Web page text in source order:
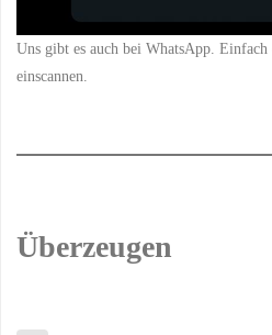
Uns gibt es auch bei WhatsApp.
einscannen.
Überzeugen